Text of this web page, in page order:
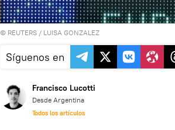
© REUTERS / LUISA GONZALEZ
Síguenos en
Francisco Lucotti
Desde Argentina
Todos los artículos